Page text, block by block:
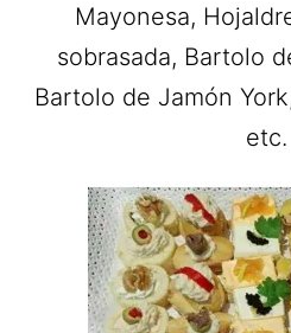
Mayonesa,
sobrasada, Bartolo
Bartolo de Jamón
etc.